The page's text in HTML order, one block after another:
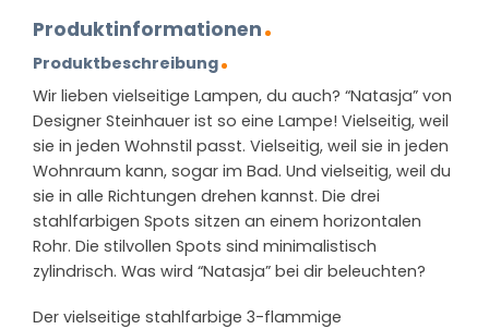
Produktinformationen
Produktbeschreibung
Wir lieben vielseitige Lampen, du auch? “Natasja” von
Designer Steinhauer ist so eine Lampe! Vielseitig, weil
sie in jeden Wohnstil passt. Vielseitig, weil sie in jeden
Wohnraum kann, sogar im Bad. Und vielseitig, weil du
sie in alle Richtungen drehen kannst. Die drei
stahlfarbigen Spots sitzen an einem horizontalen
Rohr. Die stilvollen Spots sind minimalistisch
zylindrisch. Was wird “Natasja” bei dir beleuchten?
Der vielseitige stahlfarbige 3-flammige